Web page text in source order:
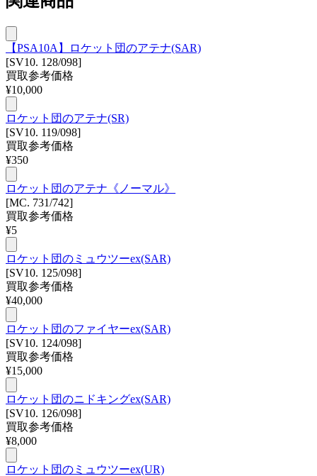
【PSA10A】ロケット団のアテナ(SAR)
[SV10. 128/098]
買取参考価格
¥10,000
ロケット団のアテナ(SR)
[SV10. 119/098]
買取参考価格
¥350
ロケット団のアテナ《ノーマル》
[MC. 731/742]
買取参考価格
¥5
ロケット団のミュウツーex(SAR)
[SV10. 125/098]
買取参考価格
¥40,000
ロケット団のファイヤーex(SAR)
[SV10. 124/098]
買取参考価格
¥15,000
ロケット団のニドキングex(SAR)
[SV10. 126/098]
買取参考価格
¥8,000
ロケット団のミュウツーex(UR)